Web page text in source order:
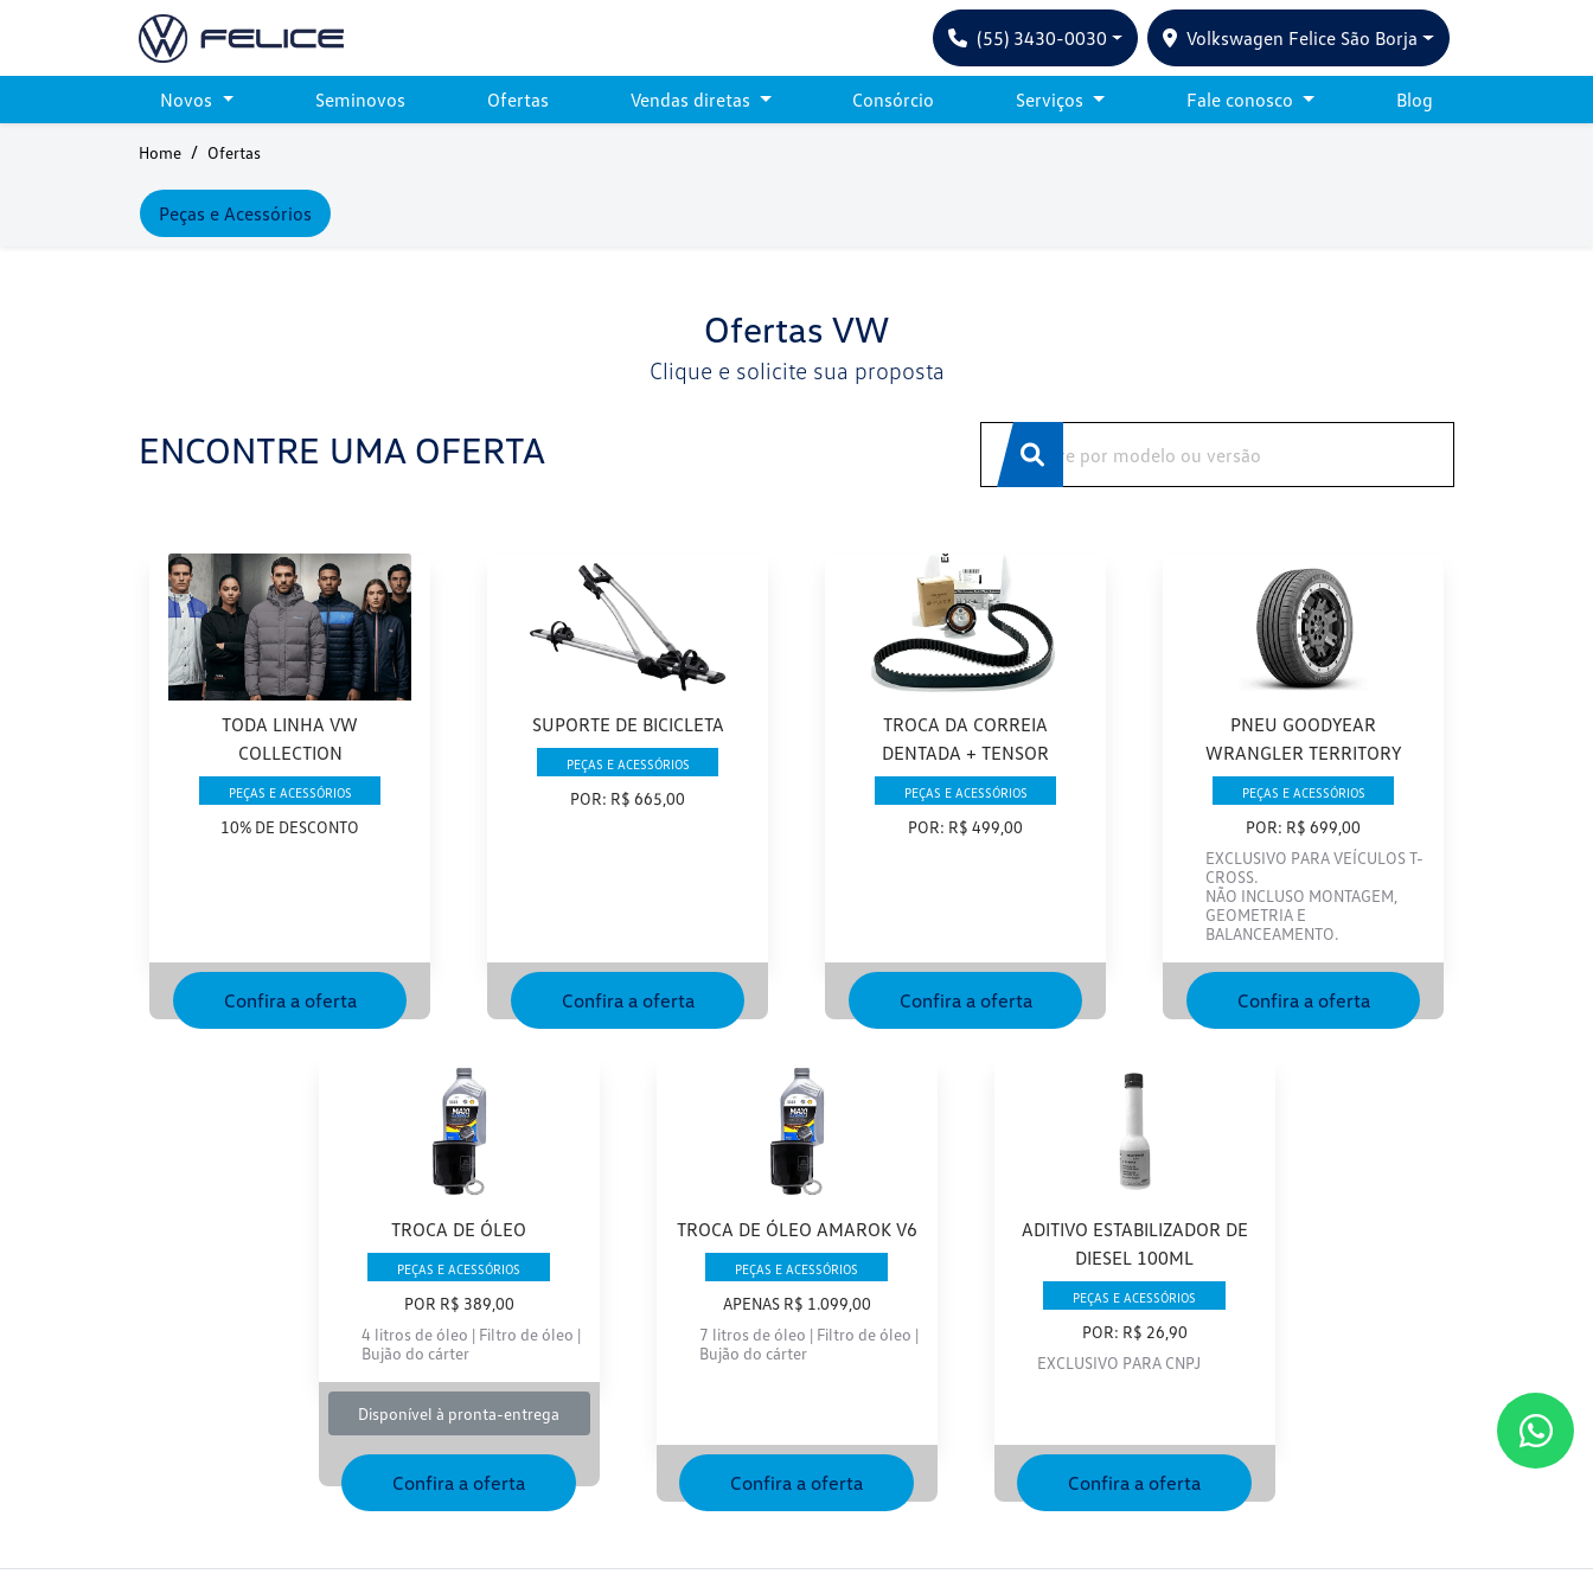
(55) 3430-0030 Volkswagen Felice São Borja
Novos Seminovos Ofertas Vendas diretas Consórcio Serviços Fale conosco Blog
Home Ofertas
Peças e Acessórios
Ofertas VW
Clique e solicite sua proposta
ENCONTRE UMA OFERTA
TODA LINHA VW
COLLECTION
PEÇAS E ACESSÓRIOS
10% DE DESCONTO
Confira a oferta
SUPORTE DE BICICLETA
PEÇAS E ACESSÓRIOS
POR: R$ 665,00
Confira a oferta
TROCA DA CORREIA
DENTADA + TENSOR
PEÇAS E ACESSÓRIOS
POR: R$ 499,00
Confira a oferta
PNEU GOODYEAR
WRANGLER TERRITORY
PEÇAS E ACESSÓRIOS
POR: R$ 699,00
EXCLUSIVO PARA VEÍCULOS T-
CROSS.
NÃO INCLUSO MONTAGEM,
GEOMETRIA E
BALANCEAMENTO.
Confira a oferta
TROCA DE ÓLEO
PEÇAS E ACESSÓRIOS
POR R$ 389,00
4 litros de óleo | Filtro de óleo |
Bujão do cárter
Disponível à pronta-entrega
Confira a oferta
TROCA DE ÓLEO AMAROK V6
PEÇAS E ACESSÓRIOS
APENAS R$ 1.099,00
7 litros de óleo | Filtro de óleo |
Bujão do cárter
Confira a oferta
ADITIVO ESTABILIZADOR DE
DIESEL 100ML
PEÇAS E ACESSÓRIOS
POR: R$ 26,90
EXCLUSIVO PARA CNPJ
Confira a oferta